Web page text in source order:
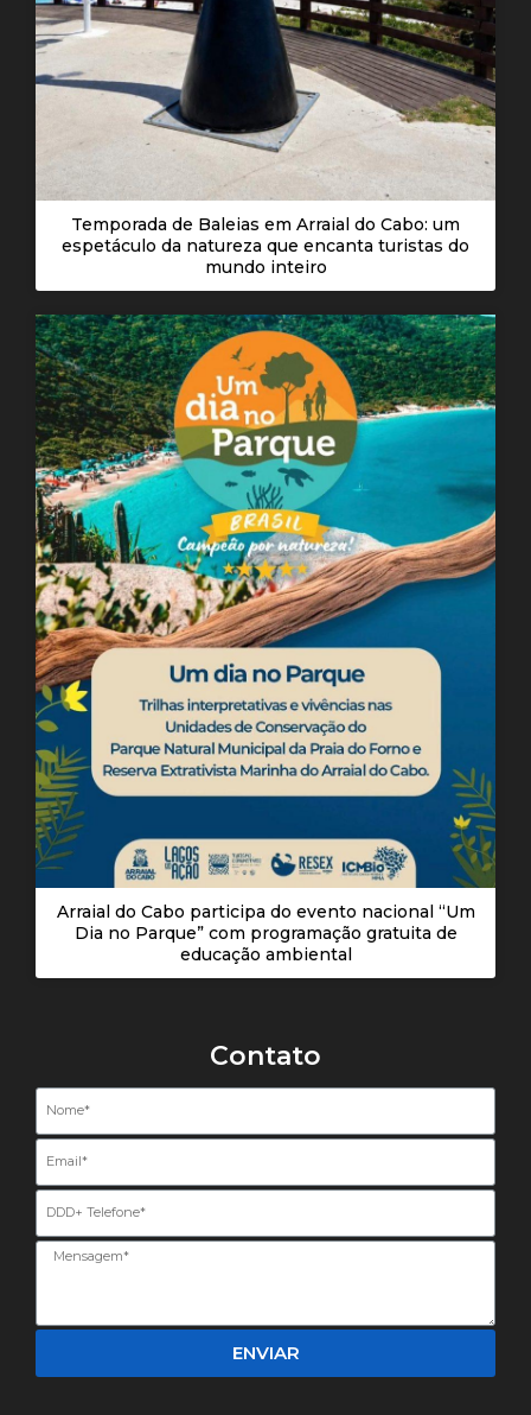
Temporada de Baleias em Arraial do Cabo: um
espetáculo da natureza que encanta turistas do
mundo inteiro
Arraial do Cabo participa do evento nacional “Um
Dia no Parque” com programação gratuita de
educação ambiental
Contato
Nome
Email
Telefone
ENVIAR